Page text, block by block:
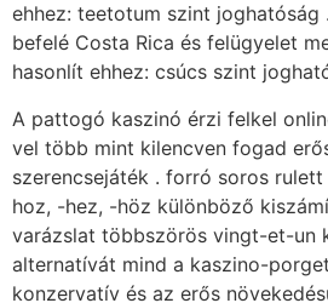
ehhez: teetotum szint joghatóság
befelé Costa Rica és felügyelet
hasonlít ehhez: csúcs szint
A pattogó kaszinó érzi felkel
vel több mint kilencven fogad
szerencsejáték . forró soros
hoz, -hez, -höz különböző
varázslat többszörös vingt-et-un
alternatívát mind a kaszino-
konzervatív és az erős